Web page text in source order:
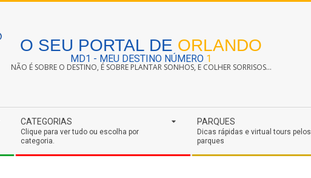
O SEU PORTAL DE ORLANDO
MD1 - MEU DESTINO NÚMERO 1
NÃO É SOBRE O DESTINO, É SOBRE PLANTAR SONHOS, E COLHER SORRISOS...
CATEGORIAS
Clique para ver tudo ou escolha por
categoria.
PARQUES
Dicas rápidas e virtual tours pelos
parques